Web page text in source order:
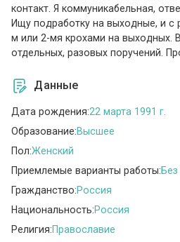
контакт. Я коммуникабельная,
Ищу подработку на выходные, и
м или 2-мя крохами на выходных.
отдельных, разовых поручений.
Данные
Дата рождения:22 марта 1991 г.
Образование:Высшее
Пол:Женский
Приемлемые варианты работы:
Гражданство:Россия
Национальность:Россия
Религия:Православие